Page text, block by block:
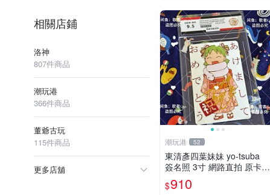
相關店鋪
洛神
807件商品
潮玩港
366件商品
董爺古玩
115件商品
更多店舖
潮玩港 52
東清彥四葉妹妹 yo-tsuba
簽名照 3寸 網路直拍 原卡磚
包裝 發行限量 規格精細 收
藏推薦 yo-tsuba 簽名照 四
$910